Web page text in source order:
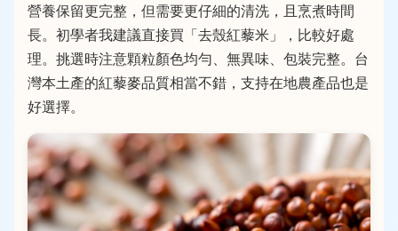
營養保留更完整，但需要更仔細的清洗，且烹煮時間
長。初學者我建議直接買「去殼紅藜米」，比較好處
理。挑選時注意顆粒顏色均勻、無異味、包裝完整。台
灣本土產的紅藜麥品質相當不錯，支持在地農產品也是
好選擇。